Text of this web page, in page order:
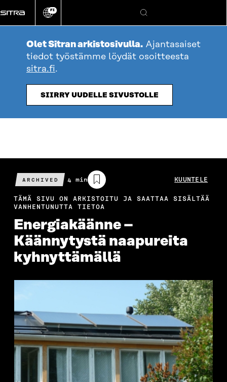
suoraan
sisältöön
Vaihda
kieli
FI
Hae
Olet Sitran arkistosivulla. Ajantasaiset
tiedot työstämme löydät osoitteesta
sitra.fi.
SIIRRY UUDELLE SIVUSTOLLE
ARCHIVED
Arvioitu
lukuaika
4 min KUUNTELE
TÄMÄ SIVU ON ARKISTOITU JA SAATTAA SISÄLTÄÄ
VANHENTUNUTTA TIETOA
Energiakäänne –
Käännytystä naapureita
kyhnyttämällä